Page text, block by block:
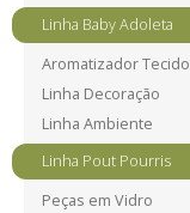
Linha Baby Adoleta
Aromatizador Tecido
Linha Decoração
Linha Ambiente
Linha Pout Pourris
Peças em Vidro